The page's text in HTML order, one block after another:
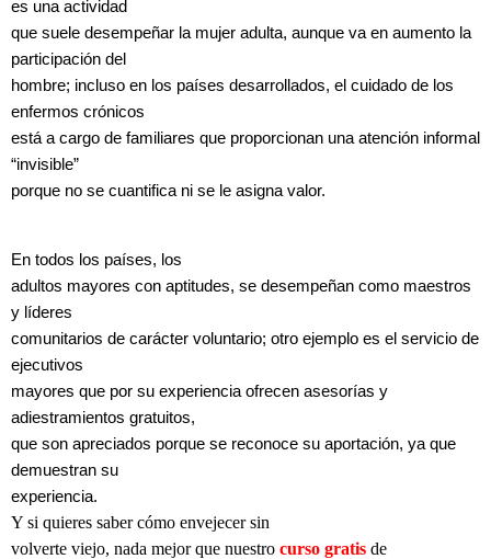
es una actividad
que suele desempeñar la mujer adulta, aunque va en aumento la
participación del
hombre; incluso en los países desarrollados, el cuidado de los
enfermos crónicos
está a cargo de familiares que proporcionan una atención informal
“invisible”
porque no se cuantifica ni se le asigna valor.
En todos los países, los
adultos mayores con aptitudes, se desempeñan como maestros
y líderes
comunitarios de carácter voluntario; otro ejemplo es el servicio de
ejecutivos
mayores que por su experiencia ofrecen asesorías y
adiestramientos gratuitos,
que son apreciados porque se reconoce su aportación, ya que
demuestran su
experiencia.
Y si quieres saber cómo envejecer sin
volverte viejo, nada mejor que nuestro curso gratis de